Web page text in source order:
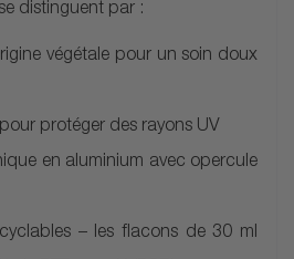
distinguent par :
végétale pour un soin doux
protéger des rayons UV
en aluminium avec opercule
– les flacons de 30 ml